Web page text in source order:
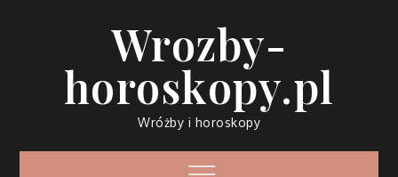
Wrozby-
horoskopy.pl
Wróżby i horoskopy
Menu